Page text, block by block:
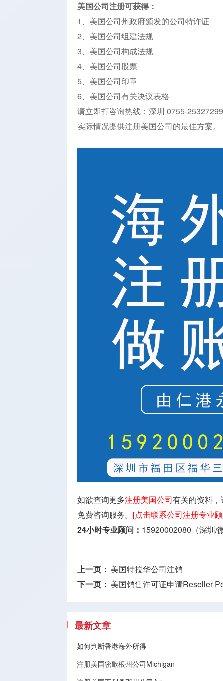
美国公司注册可获得：
1、美国公司州政府颁发的公司特许证
2、美国公司组建法规
3、美国公司构成法规
4、美国公司股票
5、美国公司印章
6、美国公司有关决议表格
请立即打咨询热线：深圳 0755-
实际情况提供注册美国公司的最佳方案。
如欲查询更多注册美国公司有关的资料
免费咨询服务。 [点击联系公司注册专业
24小时专业顾问： 15920002080（深圳/
上一页： 美国特拉华公司注销
下一页： 美国销售许可证申请Reseller
最新文章
如何判断香港海外所得
注册美国密歇根州公司Michigan